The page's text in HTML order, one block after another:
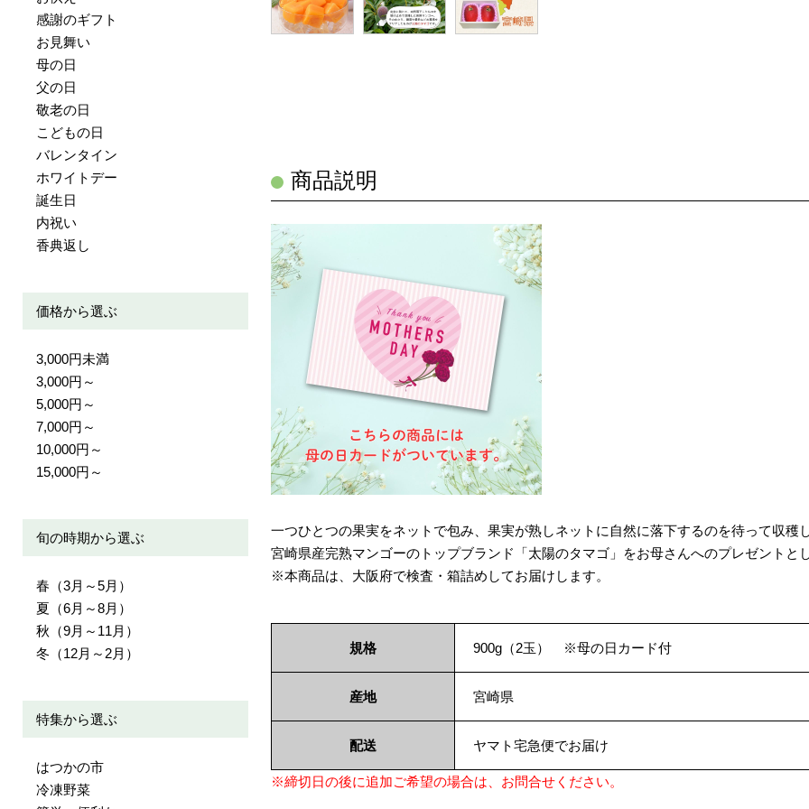
感謝のギフト
お見舞い
母の日
父の日
敬老の日
こどもの日
バレンタイン
ホワイトデー
誕生日
内祝い
香典返し
価格から選ぶ
3,000円未満
3,000円～
5,000円～
7,000円～
10,000円～
15,000円～
旬の時期から選ぶ
春（3月～5月）
夏（6月～8月）
秋（9月～11月）
冬（12月～2月）
特集から選ぶ
はつかの市
冷凍野菜
商品説明
一つひとつの果実をネットで包み、果実が熟しネットに自然に落下するのを待って収穫し
宮崎県産完熟マンゴーのトップブランド「太陽のタマゴ」をお母さんへのプレゼントと
※本商品は、大阪府で検査・箱詰めしてお届けします。
規格 900g（2玉） ※母の日カード付
産地 宮崎県
配送 ヤマト宅急便でお届け
※締切日の後に追加ご希望の場合は、お問合せください。